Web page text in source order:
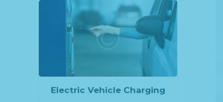
Electric Vehicle Charging